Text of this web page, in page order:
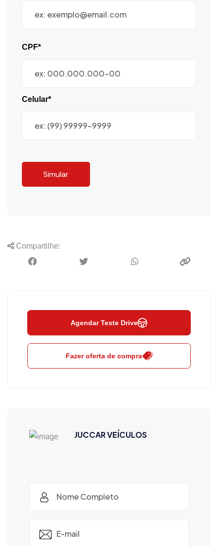
CPF*
Celular*
Simular
Compartilhe:
Agendar Teste Drive
Fazer oferta de compra
JUCCAR VEÍCULOS